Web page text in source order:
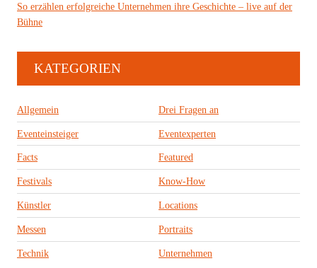
So erzählen erfolgreiche Unternehmen ihre Geschichte – live auf der
Bühne
KATEGORIEN
Allgemein Drei Fragen an
Eventeinsteiger Eventexperten
Facts Featured
Festivals Know-How
Künstler Locations
Messen Portraits
Technik Unternehmen